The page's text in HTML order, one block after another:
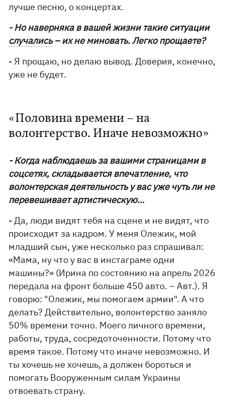
лучше песню, о концертах.
- Но наверняка в вашей жизни такие ситуации
случались– их не миновать. Легко прощаете?
- Я прощаю, но делаю вывод. Доверия, конечно,
уже не будет.
«Половина времени – на
волонтерство. Иначе невозможно»
- Когда наблюдаешь за вашими страницами в
соцсетях, складывается впечатление, что
волонтерская деятельность у вас уже чуть ли не
перевешивает артистическую…
- Да, люди видят тебя на сцене и не видят, что
происходит за кадром. У меня Олежик, мой
младший сын, уже несколько раз спрашивал:
«Мама, ну что у вас в инстаграме одни
машины?» (Ирина по состоянию на апрель 2026
передала на фронт больше 450 авто. – Авт.). Я
говорю: "Олежик, мы помогаем армии". А что
делать? Действительно, волонтерство заняло
50% времени точно. Моего личного времени,
работы, труда, сосредоточенности. Потому что
время такое. Потому что иначе невозможно. И
ты хочешь не хочешь, а должен бороться и
помогать Вооруженным силам Украины
отвоевать страну.